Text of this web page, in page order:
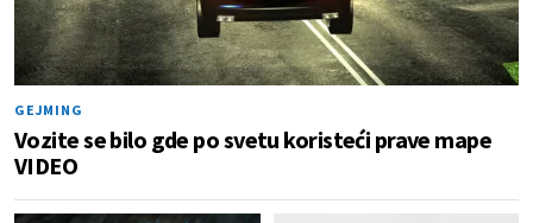
GEJMING
Vozite se bilo gde po svetu koristeći prave mape
VIDEO